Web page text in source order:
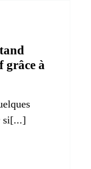
grâce à
si[...]